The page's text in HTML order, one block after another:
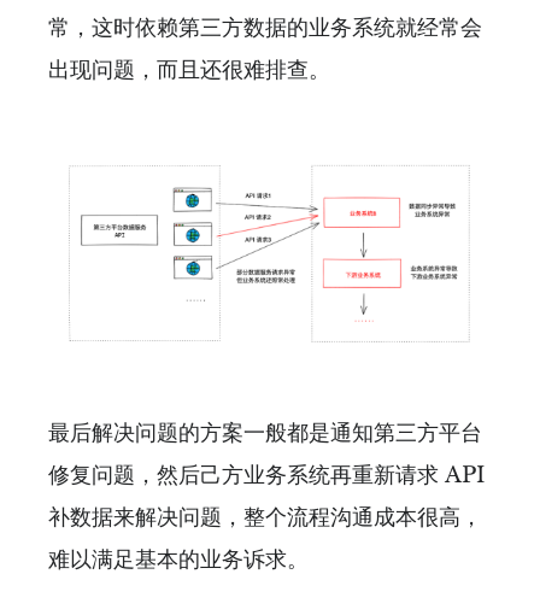
常，这时依赖第三方数据的业务系统就经常会
出现问题，而且还很难排查。
最后解决问题的方案一般都是通知第三方平台
修复问题，然后己方业务系统再重新请求 API
补数据来解决问题，整个流程沟通成本很高，
难以满足基本的业务诉求。